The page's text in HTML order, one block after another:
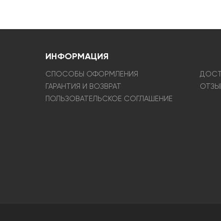
ИНФОРМАЦИЯ
СПОСОБЫ ОФОРМЛЕНИЯ
ГАРАНТИЯ И ВОЗВРАТ
ПОЛЬЗОВАТЕЛЬСКОЕ СОГЛАШЕНИЕ